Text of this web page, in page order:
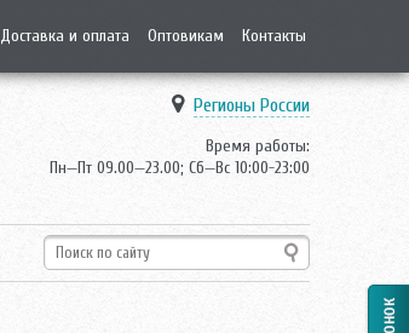
Доставка и оплата Оптовикам Контакты
Регионы России
Время работы:
Пн—Пт 09.00—23.00; Сб—Вс 10:00-23:00